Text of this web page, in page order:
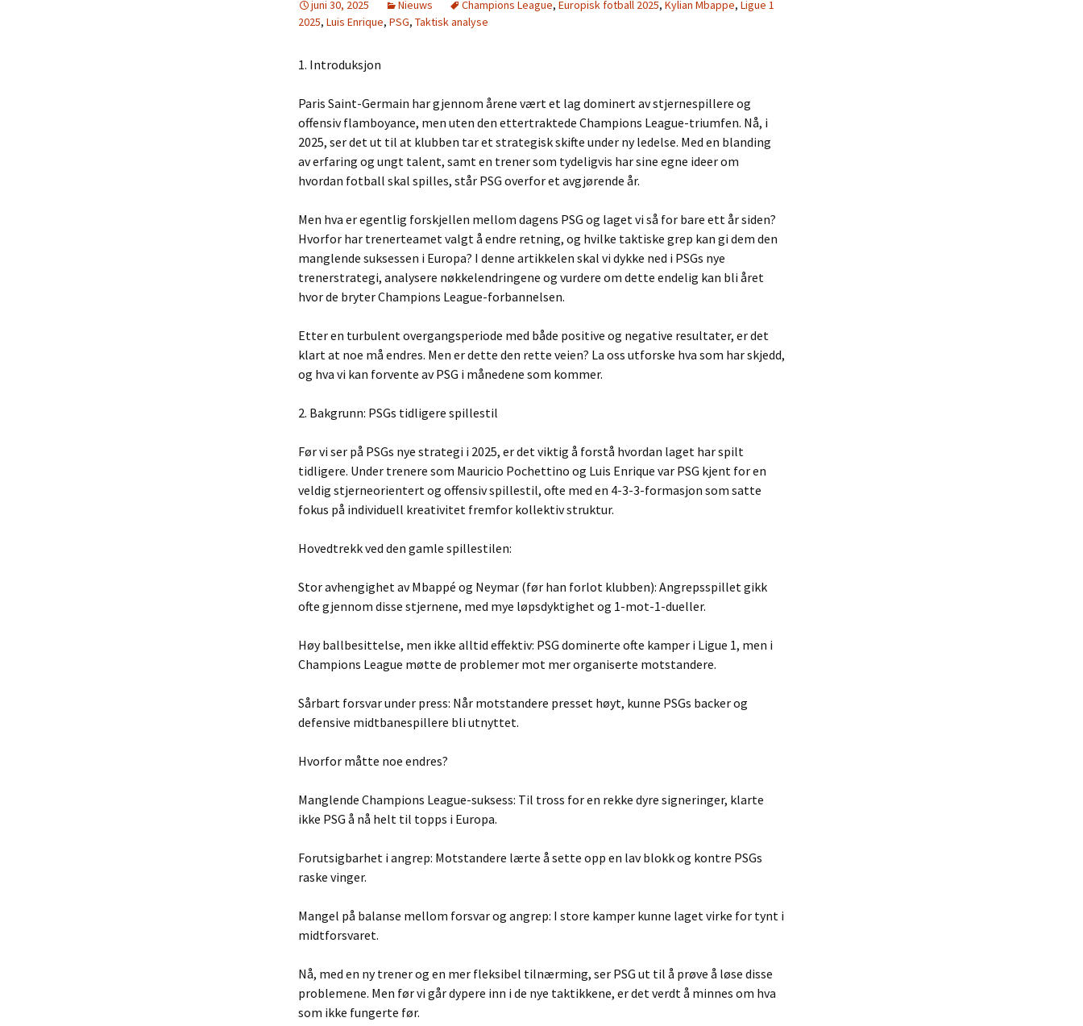
juni 30, 2025 Nieuws Champions League, Europisk fotball 2025, Kylian Mbappe, Ligue 1
2025, Luis Enrique, PSG, Taktisk analyse
1. Introduksjon
Paris Saint-Germain har gjennom årene vært et lag dominert av stjernespillere og
offensiv flamboyance, men uten den ettertraktede Champions League-triumfen. Nå, i
2025, ser det ut til at klubben tar et strategisk skifte under ny ledelse. Med en blanding
av erfaring og ungt talent, samt en trener som tydeligvis har sine egne ideer om
hvordan fotball skal spilles, står PSG overfor et avgjørende år.
Men hva er egentlig forskjellen mellom dagens PSG og laget vi så for bare ett år siden?
Hvorfor har trenerteamet valgt å endre retning, og hvilke taktiske grep kan gi dem den
manglende suksessen i Europa? I denne artikkelen skal vi dykke ned i PSGs nye
trenerstrategi, analysere nøkkelendringene og vurdere om dette endelig kan bli året
hvor de bryter Champions League-forbannelsen.
Etter en turbulent overgangsperiode med både positive og negative resultater, er det
klart at noe må endres. Men er dette den rette veien? La oss utforske hva som har skjedd,
og hva vi kan forvente av PSG i månedene som kommer.
2. Bakgrunn: PSGs tidligere spillestil
Før vi ser på PSGs nye strategi i 2025, er det viktig å forstå hvordan laget har spilt
tidligere. Under trenere som Mauricio Pochettino og Luis Enrique var PSG kjent for en
veldig stjerneorientert og offensiv spillestil, ofte med en 4-3-3-formasjon som satte
fokus på individuell kreativitet fremfor kollektiv struktur.
Hovedtrekk ved den gamle spillestilen:
Stor avhengighet av Mbappé og Neymar (før han forlot klubben): Angrepsspillet gikk
ofte gjennom disse stjernene, med mye løpsdyktighet og 1-mot-1-dueller.
Høy ballbesittelse, men ikke alltid effektiv: PSG dominerte ofte kamper i Ligue 1, men i
Champions League møtte de problemer mot mer organiserte motstandere.
Sårbart forsvar under press: Når motstandere presset høyt, kunne PSGs backer og
defensive midtbanespillere bli utnyttet.
Hvorfor måtte noe endres?
Manglende Champions League-suksess: Til tross for en rekke dyre signeringer, klarte
ikke PSG å nå helt til topps i Europa.
Forutsigbarhet i angrep: Motstandere lærte å sette opp en lav blokk og kontre PSGs
raske vinger.
Mangel på balanse mellom forsvar og angrep: I store kamper kunne laget virke for tynt i
midtforsvaret.
Nå, med en ny trener og en mer fleksibel tilnærming, ser PSG ut til å prøve å løse disse
problemene. Men før vi går dypere inn i de nye taktikkene, er det verdt å minnes om hva
som ikke fungerte før.